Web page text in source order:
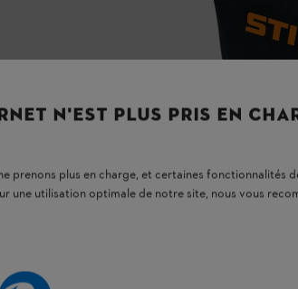
N'EST PLUS PRIS EN
prenons plus en charge, et certaines fonctionnalités
une utilisation optimale de notre site, nous vous